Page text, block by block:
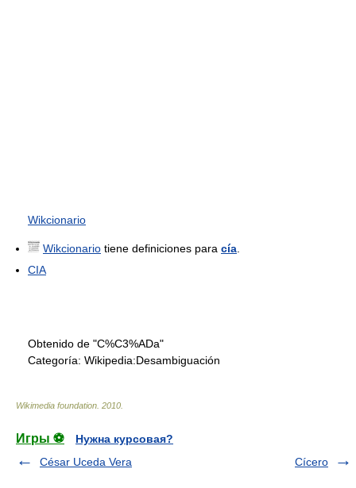
Wikcionario
Wikcionario tiene definiciones para cía
CIA
Obtenido de "C%C3%ADa"
Categoría: Wikipedia:Desambiguación
Wikimedia foundation 2010
Игры ⚽
Нужна курсовая?
César Uceda Vera
Cícero